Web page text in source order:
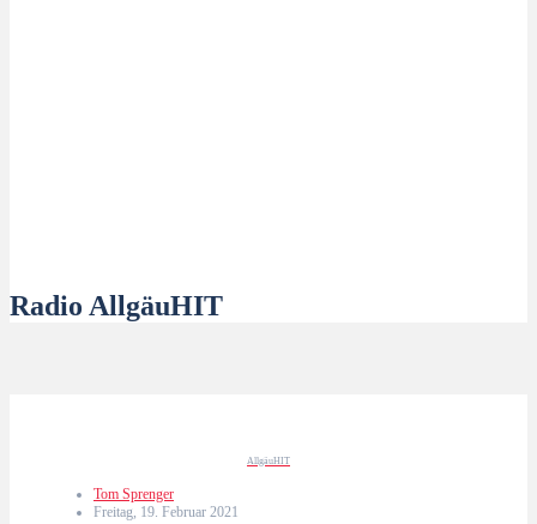
Radio AllgäuHIT
AllgäuHIT
Tom Sprenger
Freitag, 19. Februar 2021